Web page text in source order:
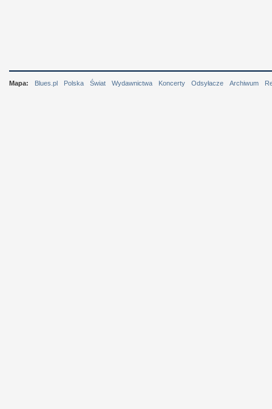
Mapa: Blues.pl Polska Świat Wydawnictwa Koncerty Odsyłacze Archiwum